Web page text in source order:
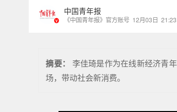
中国青年报
《中国青年报》官方账号 12月03日 21:23
摘要：
李佳琦是作为在线新经济青
场，带动社会新消费。